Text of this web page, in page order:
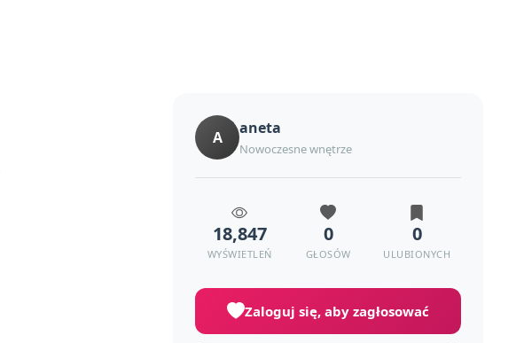
A aneta
Nowoczesne wnętrze
18,847
WYŚWIETLEŃ
0
GŁOSÓW
0
ULUBIONYCH
Zaloguj się, aby zagłosować